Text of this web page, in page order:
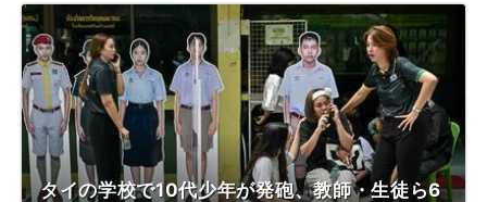
タイの学校で10代少年が発砲、教師・生徒ら6